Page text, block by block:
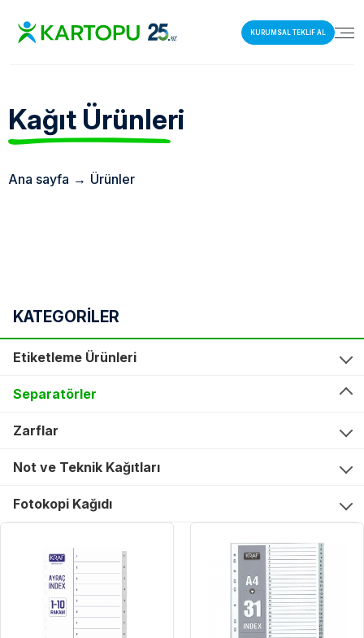
KURUMSAL TEKLİF AL
Kağıt Ürünleri
Ana sayfa → Ürünler
KATEGORİLER
Etiketleme Ürünleri
Separatörler
Zarflar
Not ve Teknik Kağıtları
Fotokopi Kağıdı